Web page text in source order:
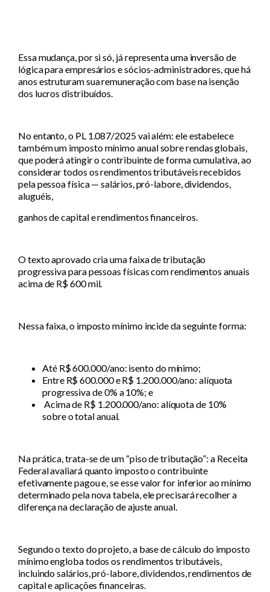
Essa mudança, por si só, já representa uma inversão de
lógica para empresários e sócios-administradores, que há
anos estruturam sua remuneração com base na isenção
dos lucros distribuídos.
No entanto, o PL 1.087/2025 vai além: ele estabelece
também um imposto mínimo anual sobre rendas globais,
que poderá atingir o contribuinte de forma cumulativa, ao
considerar todos os rendimentos tributáveis recebidos
pela pessoa física — salários, pró-labore, dividendos,
aluguéis,
ganhos de capital e rendimentos financeiros.
O texto aprovado cria uma faixa de tributação
progressiva para pessoas físicas com rendimentos anuais
acima de R$ 600 mil.
Nessa faixa, o imposto mínimo incide da seguinte forma:
Até R$ 600.000/ano: isento do mínimo;
Entre R$ 600.000 e R$ 1.200.000/ano: alíquota
progressiva de 0% a 10%; e
Acima de R$ 1.200.000/ano: alíquota de 10%
sobre o total anual.
Na prática, trata-se de um “piso de tributação”: a Receita
Federal avaliará quanto imposto o contribuinte
efetivamente pagou e, se esse valor for inferior ao mínimo
determinado pela nova tabela, ele precisará recolher a
diferença na declaração de ajuste anual.
Segundo o texto do projeto, a base de cálculo do imposto
mínimo engloba todos os rendimentos tributáveis,
incluindo salários, pró-labore, dividendos, rendimentos de
capital e aplicações financeiras.